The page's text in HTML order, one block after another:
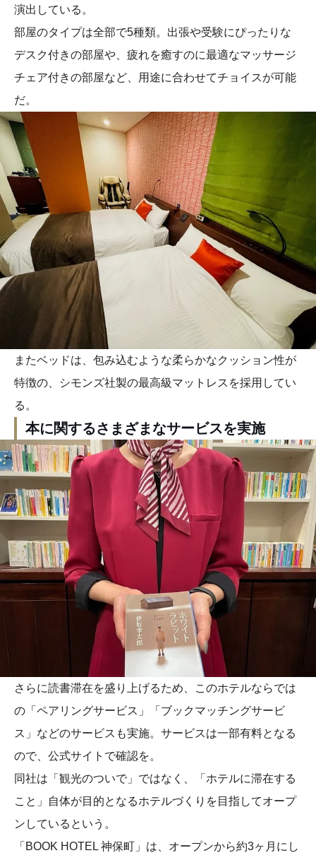
演出している。
部屋のタイプは全部で5種類。出張や受験にぴったりな
デスク付きの部屋や、疲れを癒すのに最適なマッサージ
チェア付きの部屋など、用途に合わせてチョイスが可能
だ。
またベッドは、包み込むような柔らかなクッション性が
特徴の、シモンズ社製の最高級マットレスを採用してい
る。
本に関するさまざまなサービスを実施
さらに読書滞在を盛り上げるため、このホテルならでは
の「ペアリングサービス」「ブックマッチングサービ
ス」などのサービスも実施。サービスは一部有料となる
ので、公式サイトで確認を。
同社は「観光のついで」ではなく、「ホテルに滞在する
こと」自体が目的となるホテルづくりを目指してオープ
ンしているという。
「BOOK HOTEL 神保町」は、オープンから約3ヶ月にし